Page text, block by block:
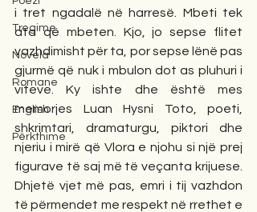
Tregime
Novela
Romane
English
Përkthime
i tret ngadalë në harresë. Mbeti tek
ata që mbeten. Kjo, jo sepse flitet
vazhdimisht për ta, por sepse lënë pas
gjurmë që nuk i mbulon dot as pluhuri i
viteve. Ky ishte dhe është mes
memorjes Luan Hysni Toto, poeti,
shkrimtari, dramaturgu, piktori dhe
njeriu i mirë që Vlora e njohu si një prej
figurave të saj më të veçanta krijuese.
Dhjetë vjet më pas, emri i tij vazhdon
të përmendet me respekt në rrethet e